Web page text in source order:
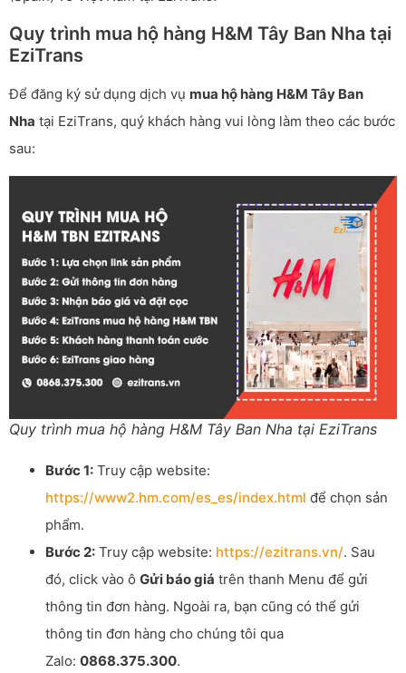
Quy trình mua hộ hàng H&M Tây Ban Nha tại
EziTrans
Để đăng ký sử dụng dịch vụ mua hộ hàng H&M Tây Ban
Nha tại EziTrans, quý khách hàng vui lòng làm theo các bước
sau:
Quy trình mua hộ hàng H&M Tây Ban Nha tại EziTrans
Bước 1: Truy cập website:
https://www2.hm.com/es_es/index.html để chọn sản
phẩm.
Bước 2: Truy cập website: https://ezitrans.vn/. Sau
đó, click vào ô Gửi báo giá trên thanh Menu để gửi
thông tin đơn hàng. Ngoài ra, bạn cũng có thể gửi
thông tin đơn hàng cho chúng tôi qua
Zalo: 0868.375.300.